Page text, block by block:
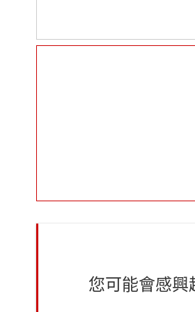
您可能會感興